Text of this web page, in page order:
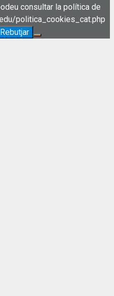
consultar la política de
politica_cookies_cat.php
Rebutjar